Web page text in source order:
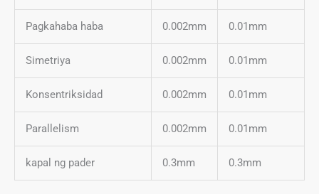
Pagkahaba haba 0.002mm 0.01mm
Simetriya 0.002mm 0.01mm
Konsentriksidad 0.002mm 0.01mm
Parallelism 0.002mm 0.01mm
kapal ng pader 0.3mm 0.3mm